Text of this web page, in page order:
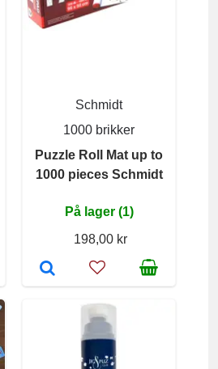
Schmidt
1000 brikker
Puzzle Roll Mat up to
1000 pieces Schmidt
På lager (1)
198,00 kr